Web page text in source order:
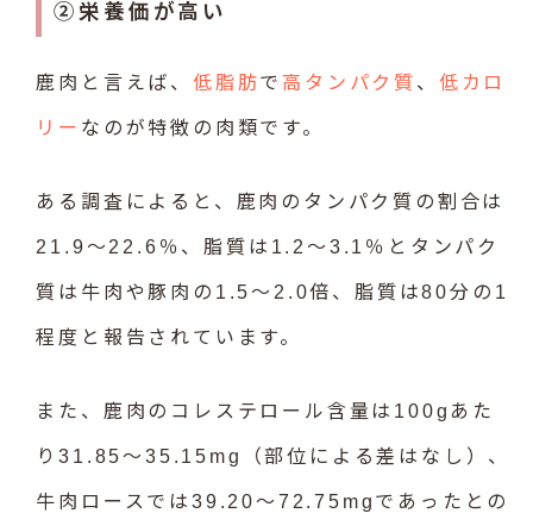
②栄養価が高い
鹿肉と言えば、低脂肪で 高タンパク質 、 低カロ
リー なのが特徴の肉類です。
ある調査によると、鹿肉のタンパク質の割合は
21.9～22.6％、脂質は1.2～3.1％とタンパク
質は牛肉や豚肉の1.5～2.0倍、脂質は80分の1
程度と報告されています。
また、鹿肉のコレステロール含量は100gあた
り31.85～35.15mg（部位による差はなし）、
牛肉ロースでは39.20～72.75mgであったとの